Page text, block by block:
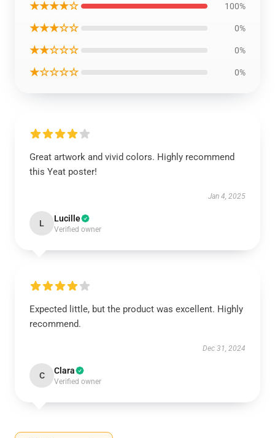
★★★★☆ 100%
★★★☆☆ 0%
★★☆☆☆ 0%
★☆☆☆☆ 0%
Great artwork and vivid colors. Highly recommend
this Yeat poster!
Jan 4, 2025
L Lucille
Verified owner
Expected little, but the product was excellent. Highly
recommend.
Dec 31, 2024
C Clara
Verified owner